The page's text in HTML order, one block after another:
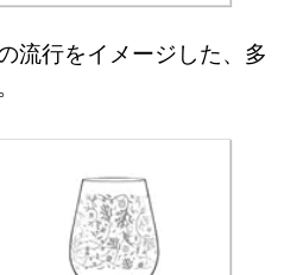
流行をイメージした、多